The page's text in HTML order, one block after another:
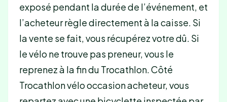
exposé pendant la durée de l’événement, et
l’acheteur règle directement à la caisse. Si
la vente se fait, vous récupérez votre dû. Si
le vélo ne trouve pas preneur, vous le
reprenez à la fin du Trocathlon. Côté
Trocathlon vélo occasion acheteur, vous